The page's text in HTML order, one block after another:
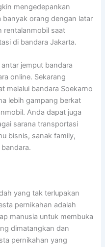
mengedepankan
banyak orang dengan latar
rentalanmobil saat
di bandara Jakarta.
jemput bandara
online. Sekarang
melalui bandara Soekarno
lebih gampang berkat
Anda dapat juga
sarana transportasi
bisnis, sanak family,
yang tak terlupakan
pernikahan adalah
manusia untuk membuka
dimatangkan dan
pernikahan yang